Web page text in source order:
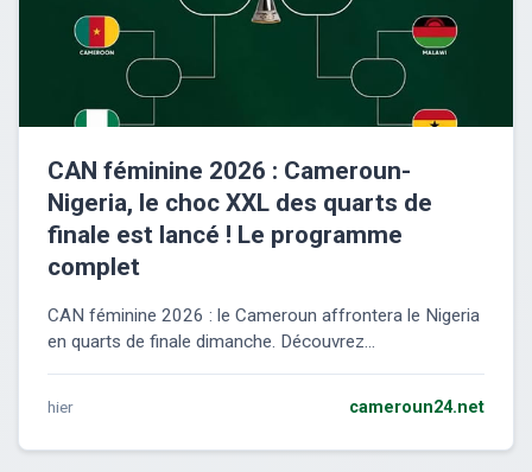
CAN féminine 2026 : Cameroun-
Nigeria, le choc XXL des quarts de
finale est lancé ! Le programme
complet
CAN féminine 2026 : le Cameroun affrontera le Nigeria
en quarts de finale dimanche. Découvrez...
hier cameroun24.net